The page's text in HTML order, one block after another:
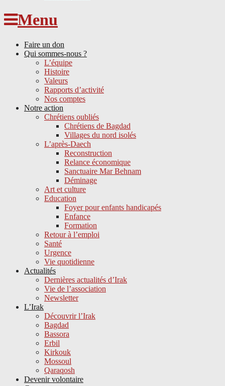
Skip
to
content
Menu
Faire un don
Qui sommes-nous ?
L’équipe
Histoire
Valeurs
Rapports d’activité
Nos comptes
Notre action
Chrétiens oubliés
Chrétiens de Bagdad
Villages du nord isolés
L’après-Daech
Reconstruction
Relance économique
Sanctuaire Mar Behnam
Déminage
Art et culture
Education
Foyer pour enfants handicapés
Enfance
Formation
Retour à l’emploi
Santé
Urgence
Vie quotidienne
Actualités
Dernières actualités d’Irak
Vie de l’association
Newsletter
L’Irak
Découvrir l’Irak
Bagdad
Bassora
Erbil
Kirkouk
Mossoul
Qaraqosh
Devenir volontaire